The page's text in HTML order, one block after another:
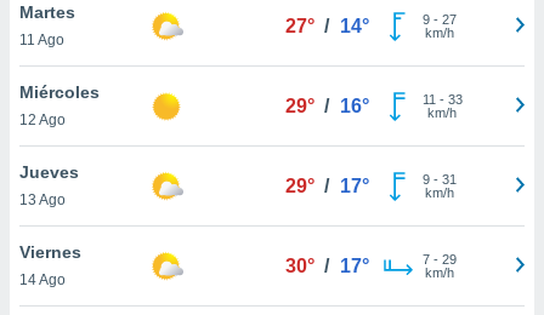
de
Martes
11 Ago
27° / 14° 9- 27
km/h
Miércoles
12 Ago
29° / 16° 11 - 33
km/h
Jueves
13 Ago
29° / 17° 9- 31
km/h
Viernes
14 Ago
30° / 17° 7- 29
km/h